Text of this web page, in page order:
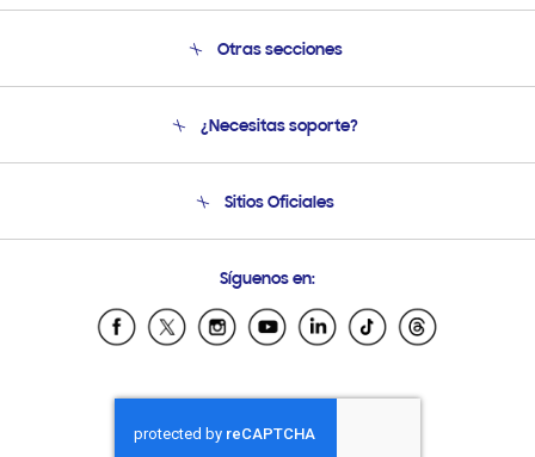
Otras secciones
Soporte
Condiciones de Compra
¿Necesitas soporte?
Soporte vía eMail
Sitios Oficiales
Samsung Ecuador
Samsung El Salvador
Samsung Honduras
Samsung Nicaragua
Síguenos en: